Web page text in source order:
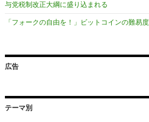
与党税制改正大綱に盛り込まれる
「フォークの自由を！」ビットコインの難易
広告
テーマ別